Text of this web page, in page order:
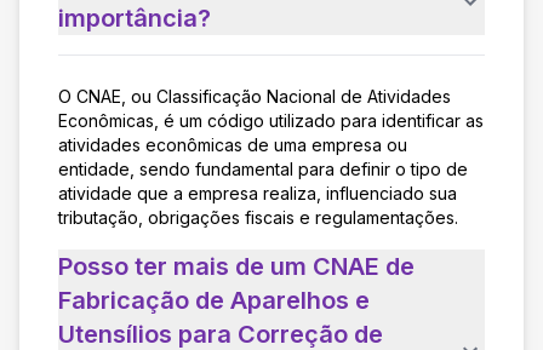
importância?
O CNAE, ou Classificação Nacional de Atividades
Econômicas, é um código utilizado para identificar as
atividades econômicas de uma empresa ou
entidade, sendo fundamental para definir o tipo de
atividade que a empresa realiza, influenciado sua
tributação, obrigações fiscais e regulamentações.
Posso ter mais de um CNAE de
Fabricação de Aparelhos e
Utensílios para Correção de